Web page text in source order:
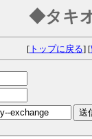
◆タキ
[トップに戻る] [